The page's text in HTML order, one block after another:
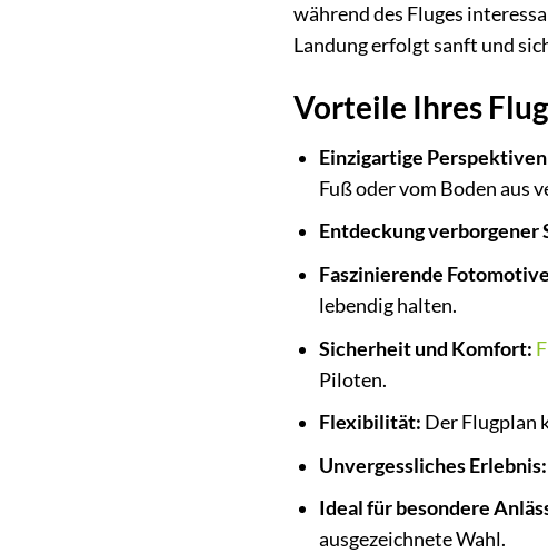
während des Fluges
Landung erfolgt sanft und
Vorteile Ihres
Einzigartige
Fuß oder vom Boden aus
Entdeckung verborgener
Faszinierende
lebendig halten.
Sicherheit und Komfort:
Piloten.
Flexibilität: Der Flugplan
Unvergessliches Erlebnis:
Ideal für besondere
ausgezeichnete Wahl.